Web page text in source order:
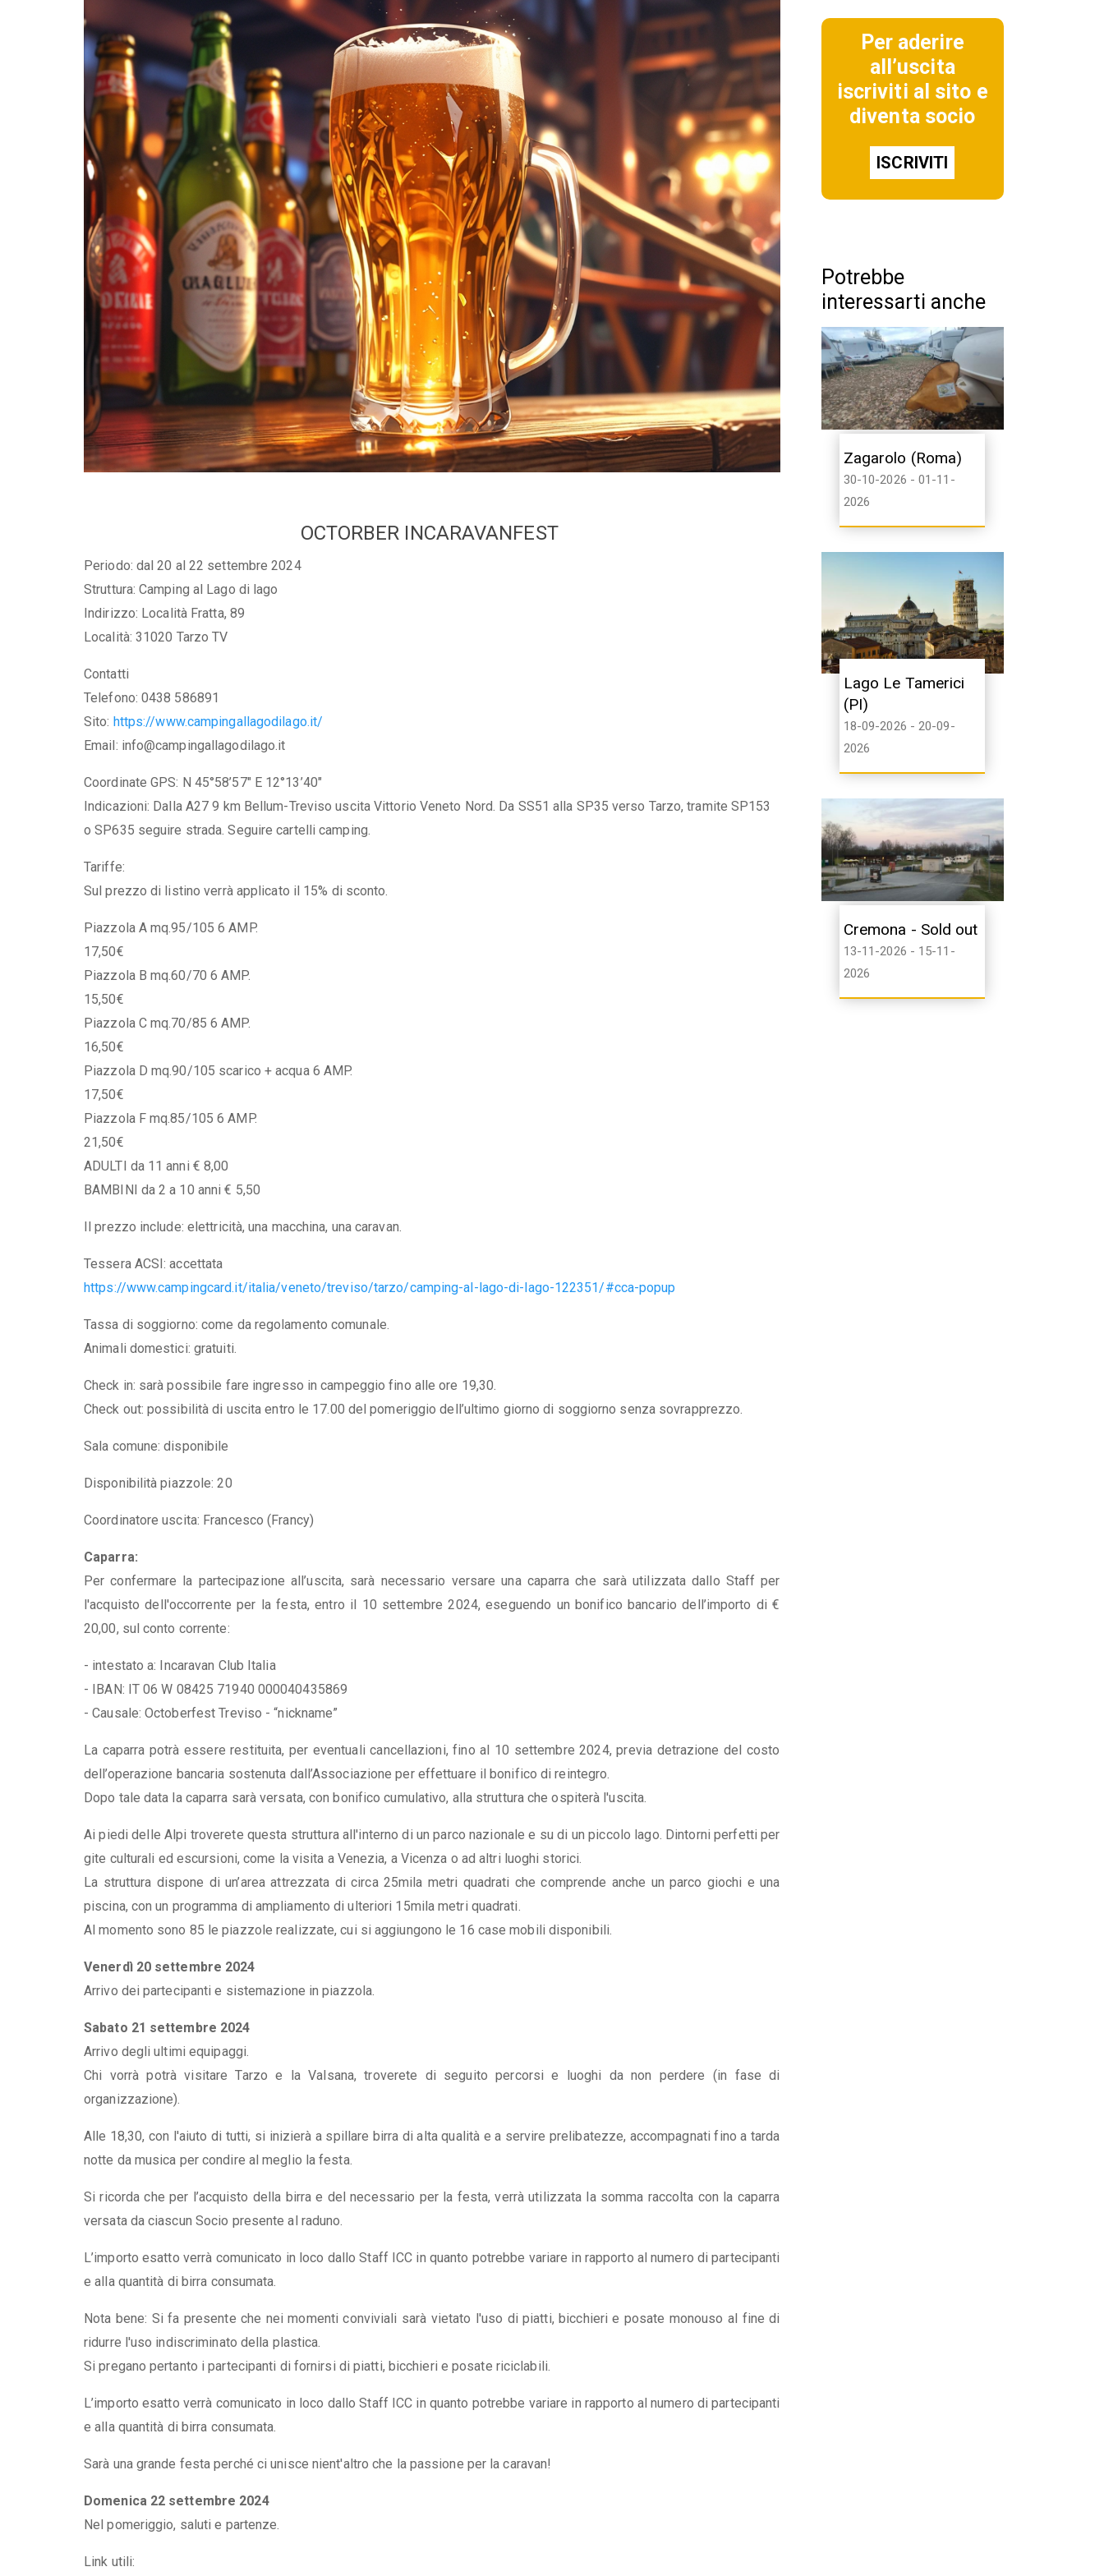
OCTORBER INCARAVANFEST
Periodo: dal 20 al 22 settembre 2024
Struttura: Camping al Lago di lago
Indirizzo: Località Fratta, 89
Località: 31020 Tarzo TV
Contatti
Telefono: 0438 586891
Sito: https://www.campingallagodilago.it/
Email: info@campingallagodilago.it
Coordinate GPS: N 45°58’57" E 12°13’40"
Indicazioni: Dalla A27 9 km Bellum-Treviso uscita Vittorio Veneto Nord. Da SS51 alla SP35 verso Tarzo, tramite SP153
o SP635 seguire strada. Seguire cartelli camping.
Tariffe:
Sul prezzo di listino verrà applicato il 15% di sconto.
Piazzola A mq.95/105 6 AMP.
17,50€
Piazzola B mq.60/70 6 AMP.
15,50€
Piazzola C mq.70/85 6 AMP.
16,50€
Piazzola D mq.90/105 scarico + acqua 6 AMP.
17,50€
Piazzola F mq.85/105 6 AMP.
21,50€
ADULTI da 11 anni € 8,00
BAMBINI da 2 a 10 anni € 5,50
Il prezzo include: elettricità, una macchina, una caravan.
Tessera ACSI: accettata
https://www.campingcard.it/italia/veneto/treviso/tarzo/camping-al-lago-di-lago-122351/#cca-popup
Tassa di soggiorno: come da regolamento comunale.
Animali domestici: gratuiti.
Check in: sarà possibile fare ingresso in campeggio fino alle ore 19,30.
Check out: possibilità di uscita entro le 17.00 del pomeriggio dell’ultimo giorno di soggiorno senza sovrapprezzo.
Sala comune: disponibile
Disponibilità piazzole: 20
Coordinatore uscita: Francesco (Francy)
Caparra:
Per confermare la partecipazione all’uscita, sarà necessario versare una caparra che sarà utilizzata dallo Staff per
l'acquisto dell'occorrente per la festa, entro il 10 settembre 2024, eseguendo un bonifico bancario dell’importo di €
20,00, sul conto corrente:
- intestato a: Incaravan Club Italia
- IBAN: IT 06 W 08425 71940 000040435869
- Causale: Octoberfest Treviso - “nickname”
La caparra potrà essere restituita, per eventuali cancellazioni, fino al 10 settembre 2024, previa detrazione del costo
dell’operazione bancaria sostenuta dall’Associazione per effettuare il bonifico di reintegro.
Dopo tale data la caparra sarà versata, con bonifico cumulativo, alla struttura che ospiterà l'uscita.
Ai piedi delle Alpi troverete questa struttura all'interno di un parco nazionale e su di un piccolo lago. Dintorni perfetti per
gite culturali ed escursioni, come la visita a Venezia, a Vicenza o ad altri luoghi storici.
La struttura dispone di un’area attrezzata di circa 25mila metri quadrati che comprende anche un parco giochi e una
piscina, con un programma di ampliamento di ulteriori 15mila metri quadrati.
Al momento sono 85 le piazzole realizzate, cui si aggiungono le 16 case mobili disponibili.
Venerdì 20 settembre 2024
Arrivo dei partecipanti e sistemazione in piazzola.
Sabato 21 settembre 2024
Arrivo degli ultimi equipaggi.
Chi vorrà potrà visitare Tarzo e la Valsana, troverete di seguito percorsi e luoghi da non perdere (in fase di
organizzazione).
Alle 18,30, con l'aiuto di tutti, si inizierà a spillare birra di alta qualità e a servire prelibatezze, accompagnati fino a tarda
notte da musica per condire al meglio la festa.
Si ricorda che per l’acquisto della birra e del necessario per la festa, verrà utilizzata la somma raccolta con la caparra
versata da ciascun Socio presente al raduno.
L’importo esatto verrà comunicato in loco dallo Staff ICC in quanto potrebbe variare in rapporto al numero di partecipanti
e alla quantità di birra consumata.
Nota bene: Si fa presente che nei momenti conviviali sarà vietato l'uso di piatti, bicchieri e posate monouso al fine di
ridurre l'uso indiscriminato della plastica.
Si pregano pertanto i partecipanti di fornirsi di piatti, bicchieri e posate riciclabili.
L’importo esatto verrà comunicato in loco dallo Staff ICC in quanto potrebbe variare in rapporto al numero di partecipanti
e alla quantità di birra consumata.
Sarà una grande festa perché ci unisce nient'altro che la passione per la caravan!
Domenica 22 settembre 2024
Nel pomeriggio, saluti e partenze.
Link utili:
Per aderire
all’uscita
iscriviti al sito e
diventa socio
ISCRIVITI
Potrebbe
interessarti anche
Zagarolo (Roma)
30-10-2026 - 01-11-
2026
Lago Le Tamerici
(PI)
18-09-2026 - 20-09-
2026
Cremona - Sold out
13-11-2026 - 15-11-
2026